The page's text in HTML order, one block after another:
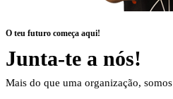
O teu futuro começa aqui!
Junta-te a nós!
Mais do que uma organização,